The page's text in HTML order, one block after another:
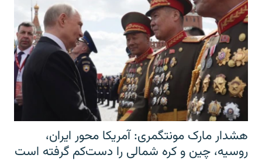
هشدار مارک مونتگمری: آمریکا محور ایران،
روسیه، چین و کره شمالی را دست‌کم گرفته است